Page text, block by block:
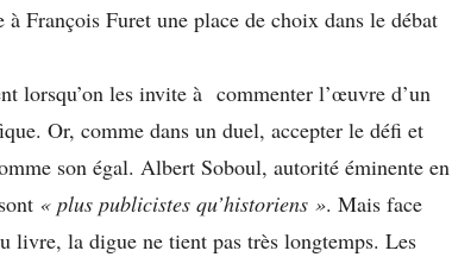
François Furet une place de choix dans le débat
lorsqu’on les invite à commenter l’œuvre d’un
Or, comme dans un duel, accepter le défi et
son égal. Albert Soboul, autorité éminente en
« plus publicistes qu’historiens ». Mais face
livre, la digue ne tient pas très longtemps. Les